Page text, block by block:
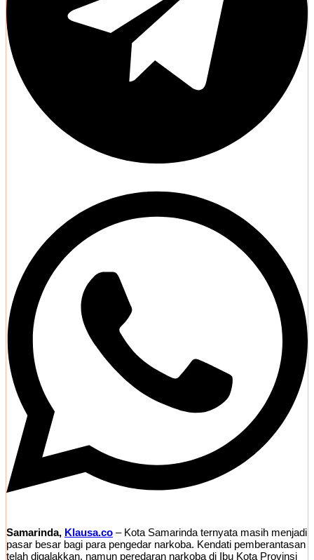
Samarinda, Klausa.co – Kota Samarinda ternyata masih menjadi
pasar besar bagi para pengedar narkoba. Kendati pemberantasan
telah digalakkan, namun peredaran narkoba di Ibu Kota Provinsi